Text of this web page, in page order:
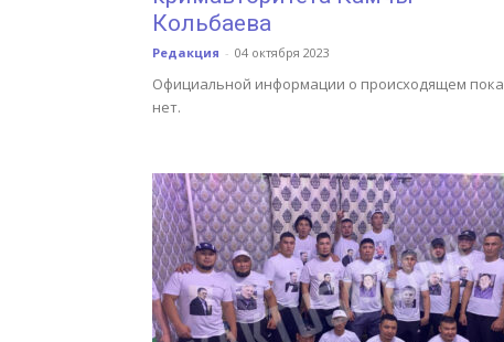
Кольбаева
Редакция - 04 октября 2023
Официальной информации о происходящем пока
нет.